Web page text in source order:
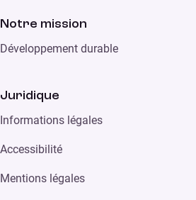
Notre mission
Développement durable
Juridique
Informations légales
Accessibilité
Mentions légales